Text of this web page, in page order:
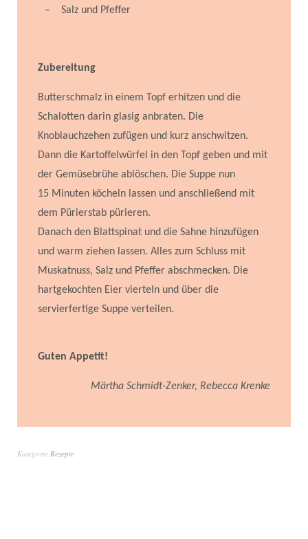
Salz und Pfeffer
Zubereitung
Butterschmalz in einem Topf erhitzen und die
Schalotten darin glasig anbraten. Die
Knoblauchzehen zufügen und kurz anschwitzen.
Dann die Kartoffelwürfel in den Topf geben und mit
der Gemüsebrühe ablöschen. Die Suppe nun
15 Minuten köcheln lassen und anschließend mit
dem Pürierstab pürieren.
Danach den Blattspinat und die Sahne hinzufügen
und warm ziehen lassen. Alles zum Schluss mit
Muskatnuss, Salz und Pfeffer abschmecken. Die
hartgekochten Eier vierteln und über die
servierfertige Suppe verteilen.
Guten Appetit!
Märtha Schmidt-Zenker, Rebecca Krenke
Kategorie Rezepte